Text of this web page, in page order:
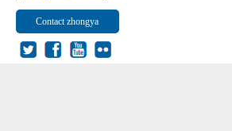
Contact zhongya